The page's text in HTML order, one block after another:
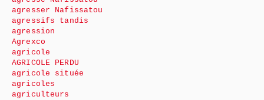
agresser Nafissatou
agressifs tandis
agression
Agrexco
agricole
AGRICOLE PERDU
agricole située
agricoles
agriculteurs